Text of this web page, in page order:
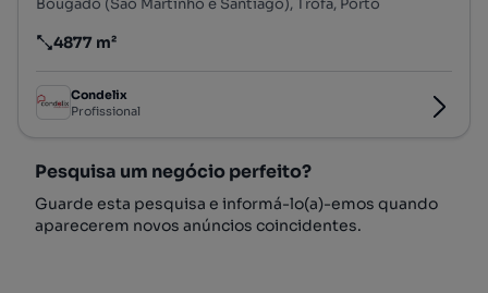
Bougado (São Martinho e Santiago), Trofa, Porto
Preço por metro quadrado
4877 m²
Condelix
Profissional
Pesquisa um negócio perfeito?
Guarde esta pesquisa e informá-lo(a)-emos quando
aparecerem novos anúncios coincidentes.